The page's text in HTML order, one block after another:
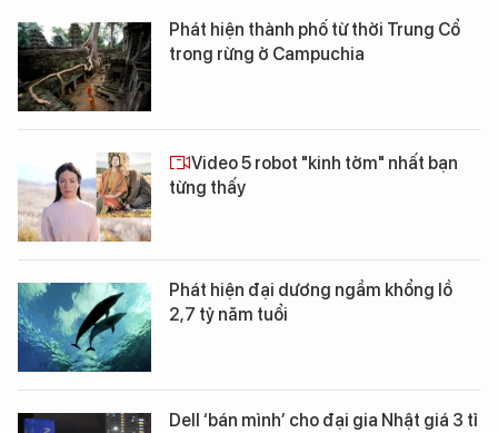
Phát hiện thành phố từ thời Trung Cổ
trong rừng ở Campuchia
Video 5 robot "kinh tởm" nhất bạn
từng thấy
Phát hiện đại dương ngầm khổng lồ
2,7 tỷ năm tuổi
Dell ‘bán mình’ cho đại gia Nhật giá 3 tỉ